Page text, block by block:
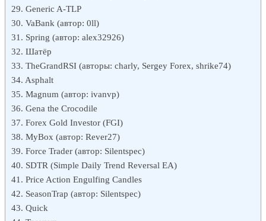
Generic A-TLP
VaBank (автор: 0ll)
Spring (автор: alex32926)
Шатёр
TheGrandRSI (авторы: charly, Sergey Forex, shrike74)
Asphalt
Magnum (автор: ivanvp)
Gena the Crocodile
Forex Gold Investor (FGI)
MyBox (автор: Rever27)
Force Trader (автор: Silentspec)
SDTR (Simple Daily Trend Reversal EA)
Price Action Engulfing Candles
SeasonTrap (автор: Silentspec)
Quick